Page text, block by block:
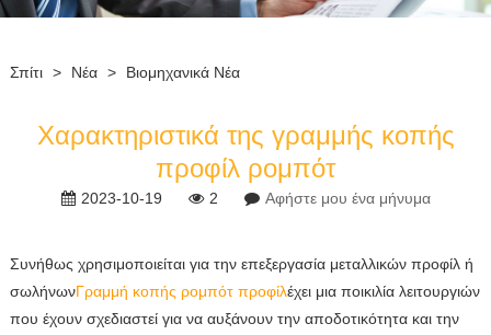
Σπίτι > Νέα > Βιομηχανικά Νέα
Χαρακτηριστικά της γραμμής κοπής
προφίλ ρομπότ
2023-10-19 2 Αφήστε μου ένα μήνυμα
Συνήθως χρησιμοποιείται για την επεξεργασία μεταλλικών προφίλ ή
σωλήνωνΓραμμή κοπής ρομπότ προφίλέχει μια ποικιλία λειτουργιών
που έχουν σχεδιαστεί για να αυξάνουν την αποδοτικότητα και την